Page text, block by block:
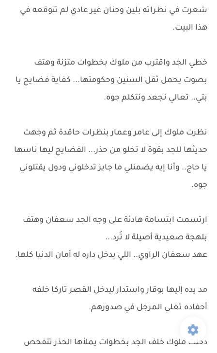
شعرت في نظراته بلين وحنان غير عادي لم تتوقعه في
هذا البيت.
خطي الجد واقترب من ملوك بخطوات متزنة وهتف
بصوت يحمل ثقل السنين وحكومتها... كفاية فضايح يا
بتي.. تعالي نجعد ونتكلم جوه.
نظرت ملوك إلى عامر وعمار بنظرات حاقدة ثم وجهت
حديثها للجد بقوة لا تخلو من حذر... الفضايح ليها ناسها
يا حاج.. وأنا إيه يضمنلي ما جايز تدخلوني ودول يقتلوني
جوه.
ارتسمت ابتسامة هادئة على وجه الجد سعفان وهتف
بلهجة صعيدية أصيلة لا تُرد...
عهد سعفان الراوي.. اللي يدخل داره له أمان الدنيا كلها.
مد يده إليها بوقار واستدار ليدخل القصر تاركا خلفه
أحفاده تغلي المرجل في صدورهم.
دخلت ملوك خلف الجد بخطوات يملأها الحذر تتفحص